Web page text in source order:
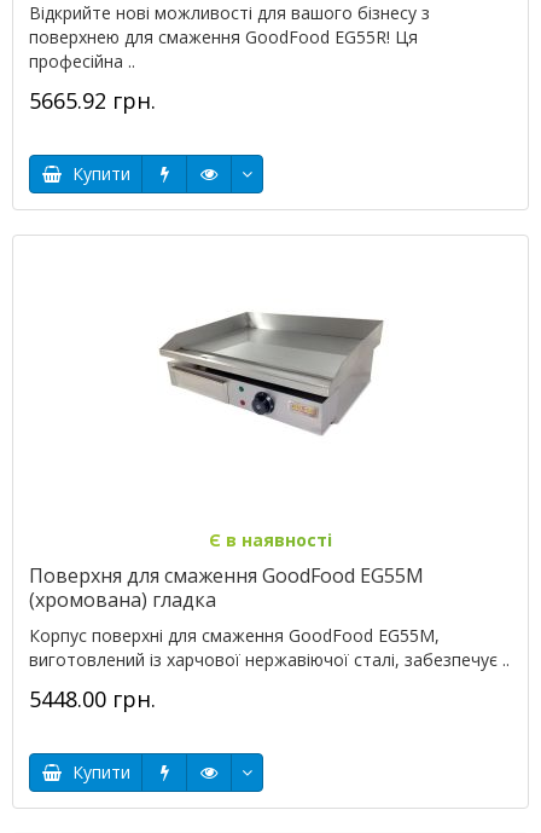
Відкрийте нові можливості для вашого бізнесу з
поверхнею для смаження GoodFood EG55R! Ця
професійна ..
5665.92 грн.
Купити
Є в наявності
Поверхня для смаження GoodFood EG55M
(хромована) гладка
Корпус поверхні для смаження GoodFood EG55M,
виготовлений із харчової нержавіючої сталі, забезпечує ..
5448.00 грн.
Купити